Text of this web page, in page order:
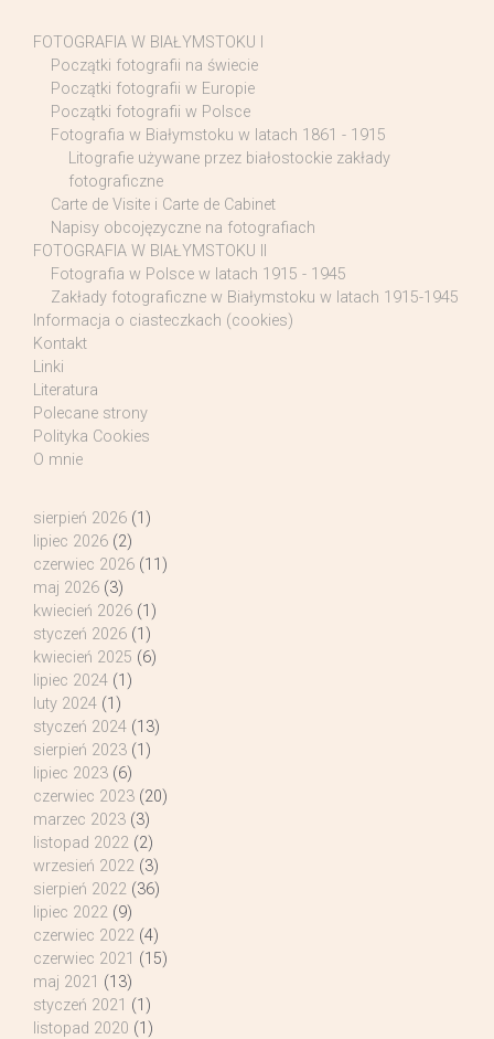
FOTOGRAFIA W BIAŁYMSTOKU I
Początki fotografii na świecie
Początki fotografii w Europie
Początki fotografii w Polsce
Fotografia w Białymstoku w latach 1861 - 1915
Litografie używane przez białostockie zakłady
fotograficzne
Carte de Visite i Carte de Cabinet
Napisy obcojęzyczne na fotografiach
FOTOGRAFIA W BIAŁYMSTOKU II
Fotografia w Polsce w latach 1915 - 1945
Zakłady fotograficzne w Białymstoku w latach 1915-1945
Informacja o ciasteczkach (cookies)
Kontakt
Linki
Literatura
Polecane strony
Polityka Cookies
O mnie
sierpień 2026 (1)
lipiec 2026 (2)
czerwiec 2026 (11)
maj 2026 (3)
kwiecień 2026 (1)
styczeń 2026 (1)
kwiecień 2025 (6)
lipiec 2024 (1)
luty 2024 (1)
styczeń 2024 (13)
sierpień 2023 (1)
lipiec 2023 (6)
czerwiec 2023 (20)
marzec 2023 (3)
listopad 2022 (2)
wrzesień 2022 (3)
sierpień 2022 (36)
lipiec 2022 (9)
czerwiec 2022 (4)
czerwiec 2021 (15)
maj 2021 (13)
styczeń 2021 (1)
listopad 2020 (1)